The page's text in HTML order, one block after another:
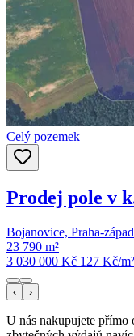
Celý pozemek
Prodej pole v
Bojanovice, Praha-západ
23 790 m²
3 030 000 Kč 127 Kč/m²
‹ ›
U nás nakupujete přímo